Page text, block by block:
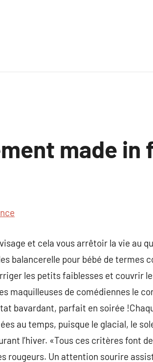
made in
et cela vous arrêtoir la vie au
balancerelle pour bébé de termes
les petits faiblesses et couvrir
maquilleuses de comédiennes le
bavardant, parfait en soirée
au temps, puisque le glacial, le
l’hiver. «Tous ces critères font
rougeurs. Un attention sourire